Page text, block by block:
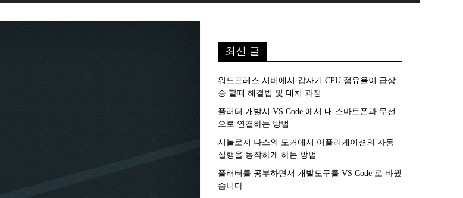
최신 글
워드프레스 서버에서 갑자기 CPU 점유율이 급상
승 할때 해결법 및 대처 과정
플러터 개발시 VS Code 에서 내 스마트폰과 무선
으로 연결하는 방법
시놀로지 나스의 도커에서 어플리케이션의 자동
실행을 동작하게 하는 방법
플러터를 공부하면서 개발도구를 VS Code 로 바꿨
습니다